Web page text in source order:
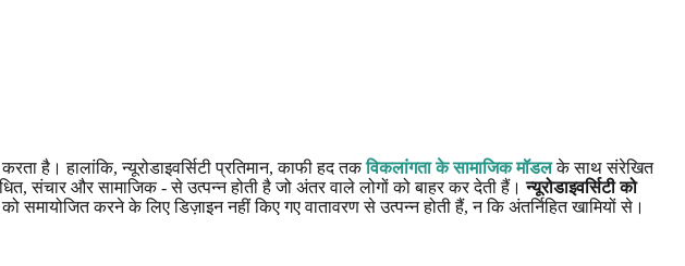
है। हालांकि, न्यूरोडाइवर्सिटी प्रतिमान, काफी हद तकविकलांगता के सामाजिक मॉडलके साथ संरेखित
संचार और सामाजिक - से उत्पन्न होती है जो अंतर वाले लोगों को बाहर कर देती हैं।न्यूरोडाइवर्सिटी को
समायोजित करने के लिए डिज़ाइन नहीं किए गए वातावरण से उत्पन्न होती हैं, न कि अंतर्निहित खामियों से।